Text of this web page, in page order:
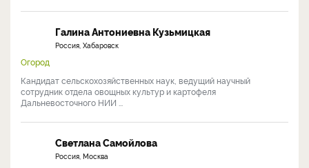
Галина Антониевна Кузьмицкая
Россия, Хабаровск
Огород
Кандидат сельскохозяйственных наук, ведущий научный
сотрудник отдела овощных культур и картофеля
Дальневосточного НИИ ...
Светлана Самойлова
Россия, Москва